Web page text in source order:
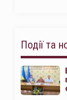
Події та